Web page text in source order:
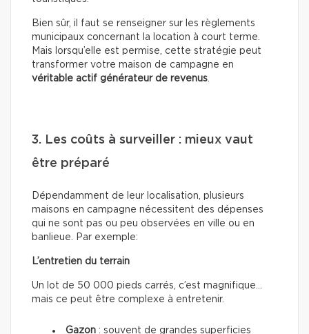
Bien sûr, il faut se renseigner sur les règlements
municipaux concernant la location à court terme.
Mais lorsqu’elle est permise, cette stratégie peut
transformer votre maison de campagne en
véritable actif générateur de revenus.
3. Les coûts à surveiller : mieux vaut
être préparé
Dépendamment de leur localisation, plusieurs
maisons en campagne nécessitent des dépenses
qui ne sont pas ou peu observées en ville ou en
banlieue. Par exemple:
L’entretien du terrain
Un lot de 50 000 pieds carrés, c’est magnifique…
mais ce peut être complexe à entretenir.
Gazon : souvent de grandes superficies